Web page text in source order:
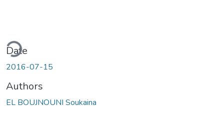
Date
2016-07-15
Authors
EL BOUJNOUNI Soukaina